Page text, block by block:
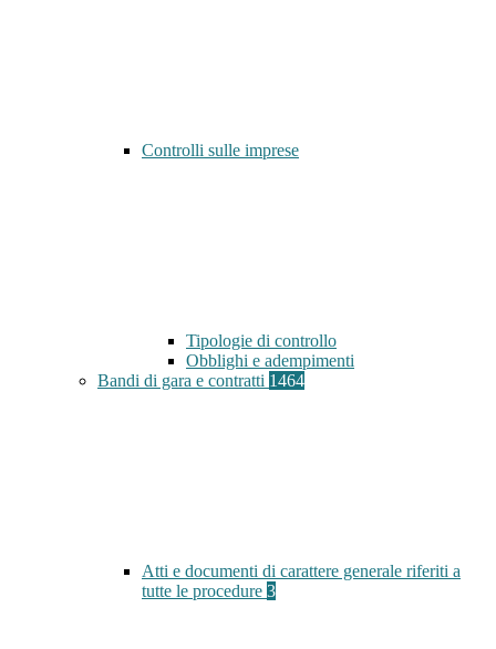
Controlli sulle imprese
Tipologie di controllo
Obblighi e adempimenti
Bandi di gara e contratti 1464
Atti e documenti di carattere generale riferiti a
tutte le procedure 3